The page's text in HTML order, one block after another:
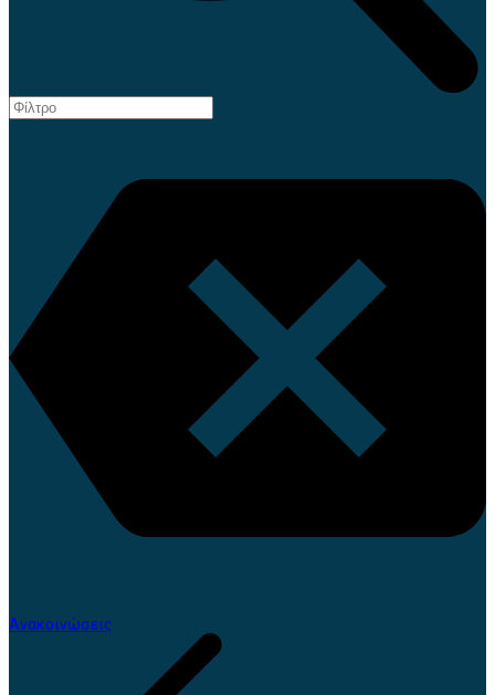
Ανακοινώσεις